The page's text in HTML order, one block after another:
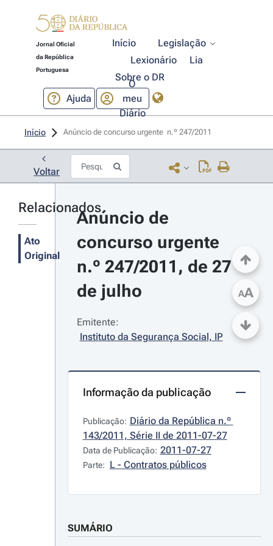
Jornal Oficial
da República
Portuguesa
Início
Legislação
Lexionário
Lia
Sobre o DR
Ajuda
O
meu
Diário
Início Anúncio de concurso urgente  n.º 247/2011
Voltar
Relacionados
Ato
Original
Anúncio de
concurso urgente
n.º 247/2011, de 27
de julho
Emitente:
Instituto da Segurança Social, IP
Informação da publicação
Publicação: Diário da República n.º
143/2011, Série II de 2011-07-27
Data de Publicação: 2011-07-27
Parte: L - Contratos públicos
SUMÁRIO
AA